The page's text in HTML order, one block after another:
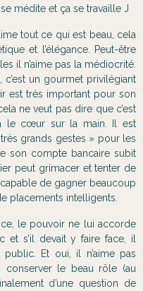
médite et ça se travaille J
tout ce qui est beau, cela
et l’élégance. Peut-être
il n’aime pas la médiocrité.
un gourmet privilégiant
est très important pour son
ne veut pas dire que c’est
le cœur sur la main. Il est
grands gestes » pour les
son compte bancaire subit
peut grimacer et tenter de
capable de gagner beaucoup
placements intelligents.
le pouvoir ne lui accorde
et s’il devait y faire face, il
Et oui, il n’aime pas
le beau rôle (au
d’une question de